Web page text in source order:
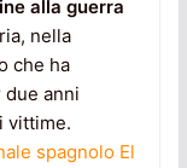
alla guerra
nella
che ha
due anni
vittime.
spagnolo El